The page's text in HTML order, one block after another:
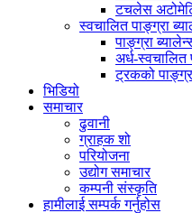
टचलेस
स्वचालित पाङ्ग्रा
पाङ्ग्रा
अर्ध-स्वचालित
ट्रकको
भिडियो
समाचार
ढुवानी
ग्राहक शो
परियोजना
उद्योग समाचार
कम्पनी संस्कृति
हामीलाई सम्पर्क गर्नुहोस